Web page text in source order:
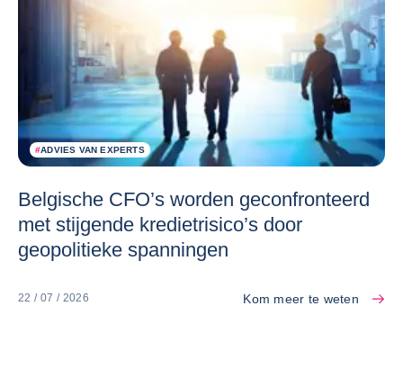
#ADVIES VAN EXPERTS
Belgische CFO’s worden geconfronteerd
met stijgende kredietrisico’s door
geopolitieke spanningen
22 / 07 / 2026 Kom meer te weten